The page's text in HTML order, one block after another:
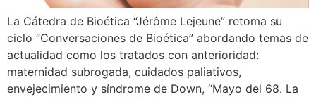
La Cátedra de Bioética “Jérôme Lejeune” retoma su
ciclo “Conversaciones de Bioética” abordando temas de
actualidad como los tratados con anterioridad:
maternidad subrogada, cuidados paliativos,
envejecimiento y síndrome de Down, “Mayo del 68. La